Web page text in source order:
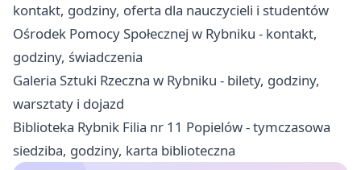
kontakt, godziny, oferta dla nauczycieli i studentów
Ośrodek Pomocy Społecznej w Rybniku - kontakt,
godziny, świadczenia
Galeria Sztuki Rzeczna w Rybniku - bilety, godziny,
warsztaty i dojazd
Biblioteka Rybnik Filia nr 11 Popielów - tymczasowa
siedziba, godziny, karta biblioteczna